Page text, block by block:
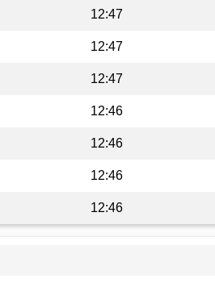
12:47
12:47
12:47
12:46
12:46
12:46
12:46